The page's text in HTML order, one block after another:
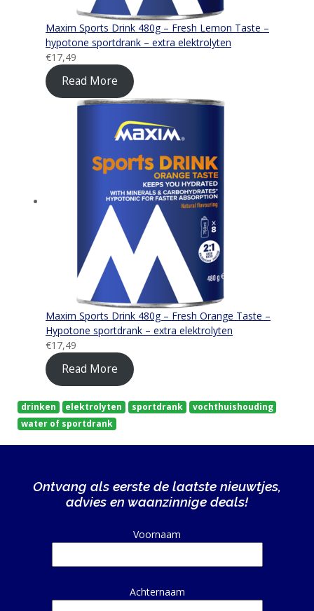
Maxim Sports Drink 480g – Fresh Lemon Taste –
hypotone sportdrank – extra elektrolyten
€17,49
Read More
Maxim Sports Drink 480g – Fresh Orange Taste –
Hypotone sportdrank – extra elektrolyten
€17,49
Read More
drinken elektrolyten sportdrank
vochthuishouding
water of sportdrank
Ontvang als eerste de laatste nieuwtjes,
advies en waanzinnige deals!
Voornaam
Achternaam
Alternative: